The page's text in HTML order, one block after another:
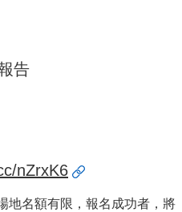
告
nZrxK6
地名額有限，報名成功者， 將